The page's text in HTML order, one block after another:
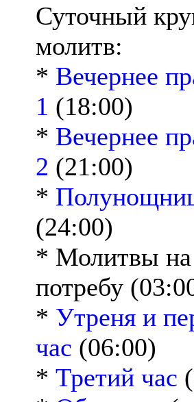
Суточный
молитв:
* Вечернее
1 (18:00)
* Вечернее
2 (21:00)
*
(24:00)
* Молитвы на
потребу
* Утреня и
час (06:00)
* Третий час